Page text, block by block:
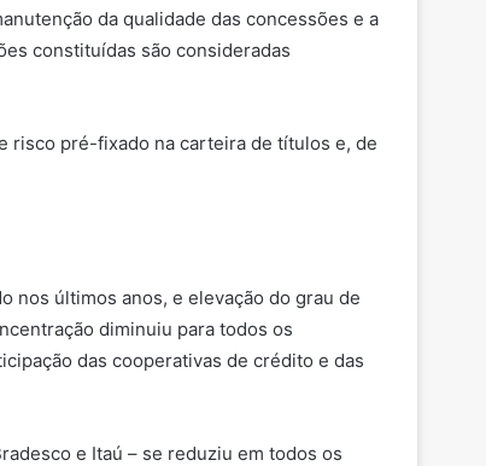
da qualidade das concessões e a
constituídas são consideradas
risco pré-fixado na carteira de títulos e, de
nos últimos anos, e elevação do grau de
diminuiu para todos os
das cooperativas de crédito e das
e Itaú – se reduziu em todos os